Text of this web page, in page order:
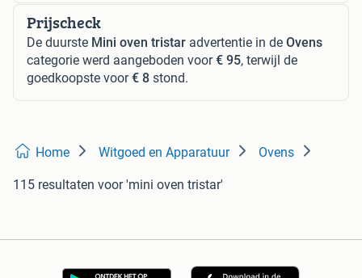
Prijscheck
De duurste Mini oven tristar advertentie in de Ovens
categorie werd aangeboden voor€ 95, terwijl de
goedkoopste voor€ 8 stond.
Home Witgoed en Apparatuur Ovens
115 resultaten voor 'mini oven tristar'